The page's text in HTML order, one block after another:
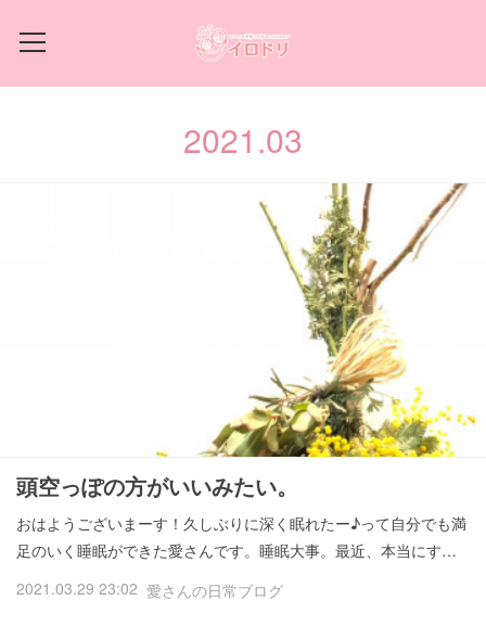
2021.03
頭空っぽの方がいいみたい。
おはようございまーす！久しぶりに深く眠れたー♪って自分でも満
足のいく睡眠ができた愛さんです。睡眠大事。最近、本当にす…
2021.03.29 23:02 愛さんの日常ブログ